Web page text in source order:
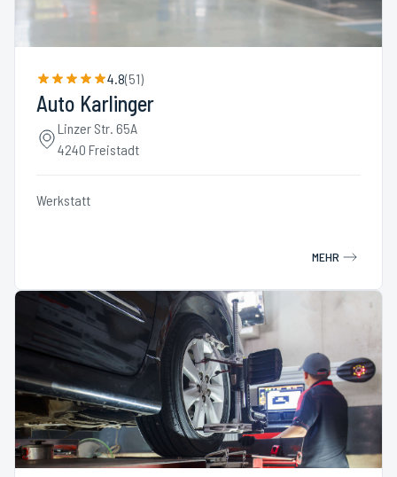
4.8(51)
Auto Karlinger
Linzer Str. 65A
4240 Freistadt
Werkstatt
MEHR